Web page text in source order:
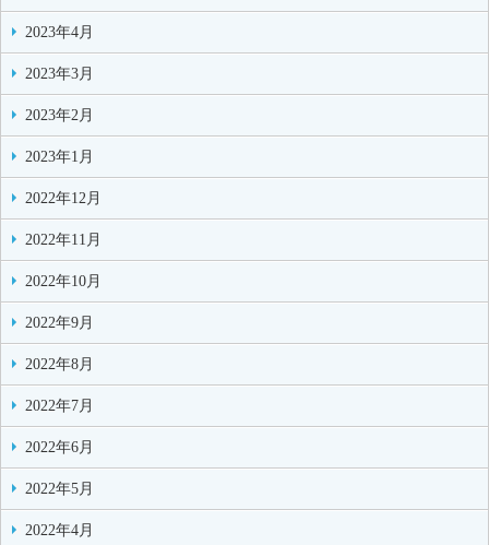
2023年4月
2023年3月
2023年2月
2023年1月
2022年12月
2022年11月
2022年10月
2022年9月
2022年8月
2022年7月
2022年6月
2022年5月
2022年4月